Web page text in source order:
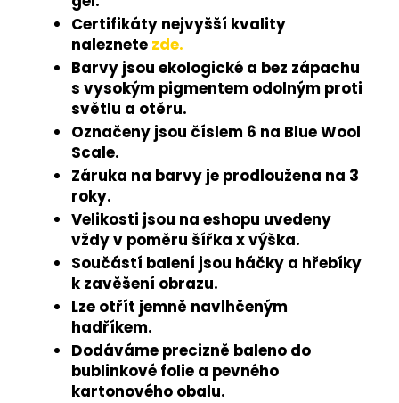
Certifikáty nejvyšší kvality
naleznete zde.
Barvy jsou ekologické a bez zápachu
s vysokým pigmentem odolným proti
světlu a otěru.
Označeny jsou číslem 6 na Blue Wool
Scale.
Záruka na barvy je prodloužena na 3
roky.
Velikosti jsou na eshopu uvedeny
vždy v poměru šířka x výška.
Součástí balení jsou háčky a hřebíky
k zavěšení obrazu.
Lze otřít jemně navlhčeným
hadříkem.
Dodáváme precizně baleno do
bublinkové folie a pevného
kartonového obalu.